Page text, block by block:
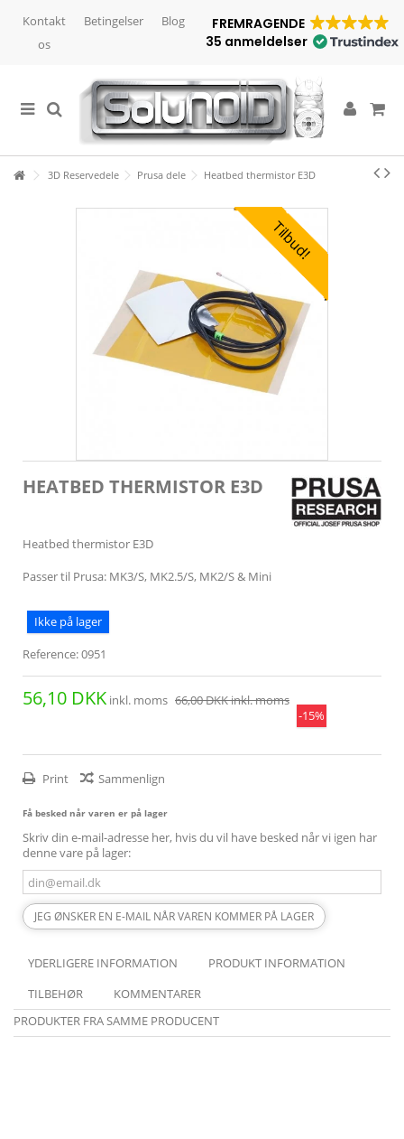
Betingelser Blog
Kontakt
os
FREMRAGENDE
35 anmeldelser
3D Reservedele Prusa dele Heatbed thermistor E3D
Tilbud!
HEATBED THERMISTOR E3D
Heatbed thermistor E3D
Passer til Prusa: MK3/S, MK2.5/S, MK2/S & Mini
Ikke på lager
Reference:0951
56,10 DKK inkl. moms 66,00 DKKinkl. moms
-15%
Print Sammenlign
Få besked når varen er på lager
Skriv din e-mail-adresse her, hvis du vil have besked når vi igen har
denne vare på lager:
JEG ØNSKER EN E-MAIL NÅR VAREN KOMMER PÅ LAGER
YDERLIGERE INFORMATION
PRODUKT INFORMATION
TILBEHØR
KOMMENTARER
PRODUKTER FRA SAMME PRODUCENT